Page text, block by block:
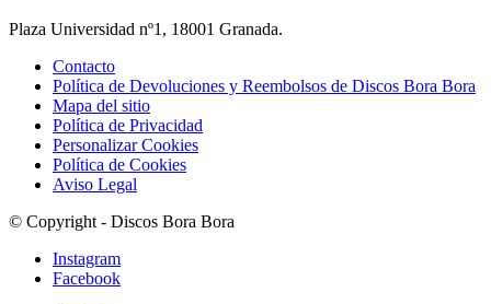
Plaza Universidad nº1, 18001 Granada.
Contacto
Política de Devoluciones y Reembolsos de Discos Bora Bora
Mapa del sitio
Política de Privacidad
Personalizar Cookies
Política de Cookies
Aviso Legal
© Copyright - Discos Bora Bora
Instagram
Facebook